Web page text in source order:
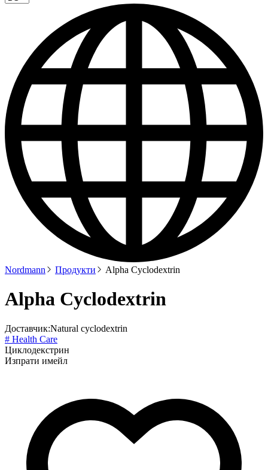
Nordmann Продукти Alpha Cyclodextrin
Alpha Cyclodextrin
Доставчик:Natural cyclodextrin
# Health Care
Циклодекстрин
Изпрати имейл